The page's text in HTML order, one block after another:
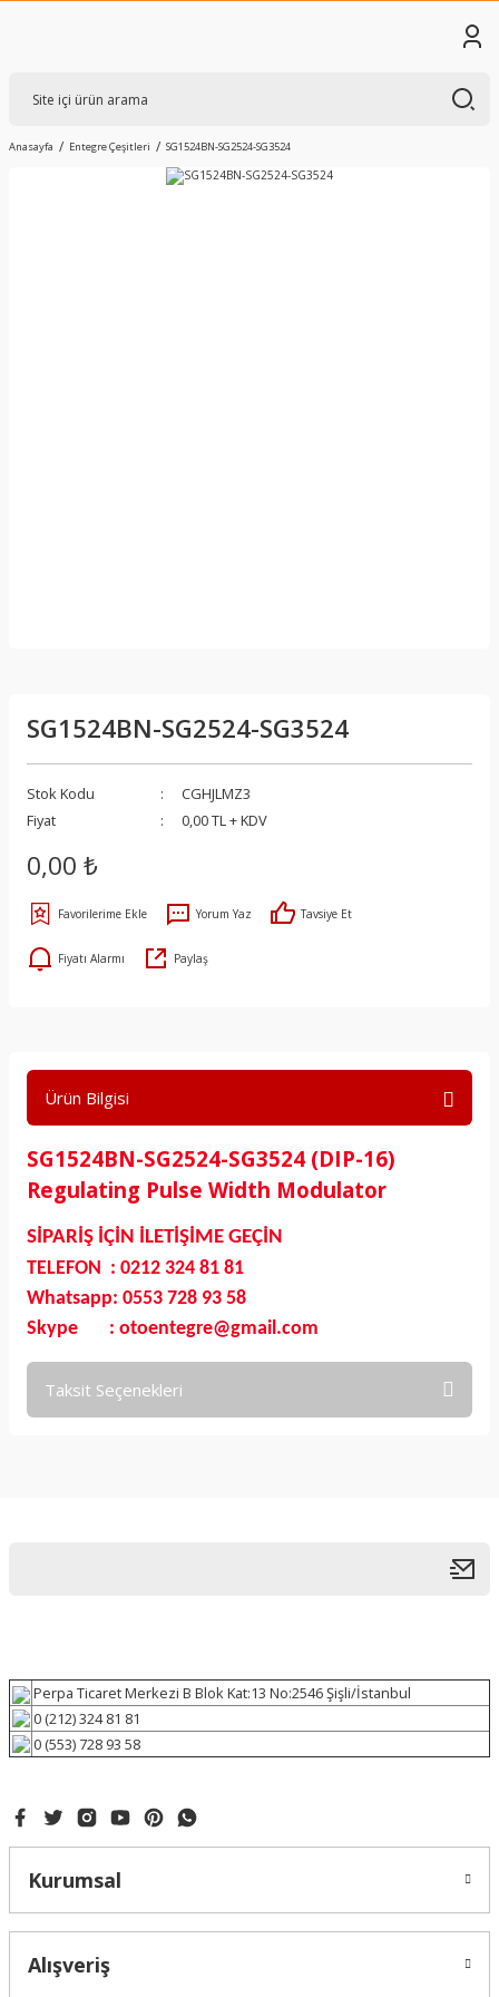
Anasayfa Entegre Çeşitleri SG1524BN-SG2524-SG3524
SG1524BN-SG2524-SG3524
Stok Kodu
CGHJLMZ3
Fiyat
0,00 TL + KDV
0,00 ₺
Yorum Yaz Tavsiye Et
Fiyatı Alarmı Paylaş
Ürün Bilgisi
SG1524BN-SG2524-SG3524 (DIP-16)
Regulating Pulse Width Modulator
SİPARİŞ İÇİN İLETİŞİME GEÇİN
TELEFON : 0212 324 81 81
Whatsapp: 0553 728 93 58
Skype : otoentegre@gmail.com
Taksit Seçenekleri
Perpa Ticaret Merkezi B Blok Kat:13 No:2546 Şişli/İstanbul
0 (212) 324 81 81
0 (553) 728 93 58
Kurumsal
Alışveriş